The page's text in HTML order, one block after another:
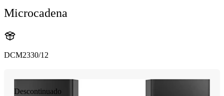
Microcadena
DCM2330/12
Descontinuado